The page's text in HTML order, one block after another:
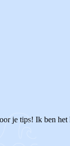
je tips! Ik ben het